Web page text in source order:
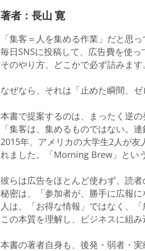
著者：長山 寛
「集客＝人を集める作業」だと思
毎日SNSに投稿して、広告費を使
そのやり方、どこかで必ず詰みます
なぜなら、それは「止めた瞬間、ゼ
本書で提案するのは、まったく逆の
「集客は、集めるものではない。連
2015年、アメリカの大学生2人が
れました。「Morning Brew」とい
彼らは広告をほとんど使わず、読者
秘密は、「参加者が、勝手に広報
人は、「お得な情報」ではなく、
この本質を理解し、ビジネスに組
本書の著者自身も、後発・弱者・